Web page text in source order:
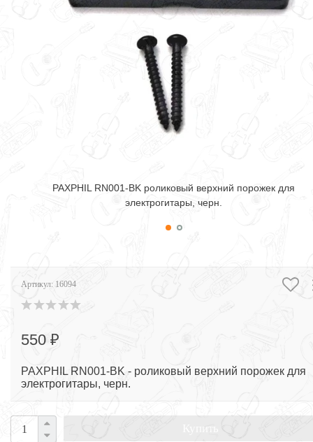
PAXPHIL RN001-BK роликовый верхний порожек для
электрогитары, черн.
Артикул: 16094
550 ₽
PAXPHIL RN001-BK - роликовый верхний порожек для
электрогитары, черн.
Купить